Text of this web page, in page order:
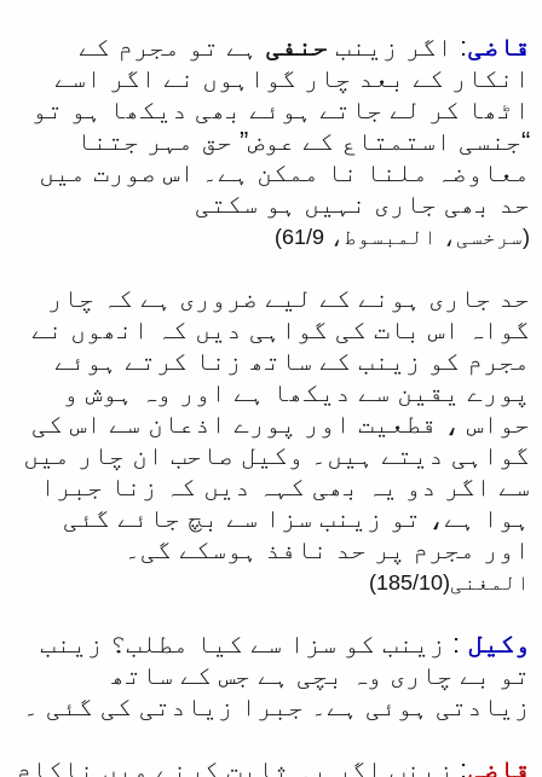
قاضی: اگر زینب حنفی ہے تو مجرم کے
انکار کے بعد چار گواہوں نے اگر اسے
اٹھا کر لے جاتے ہوئے بھی دیکھا ہو تو
“جنسی استمتاع کے عوض” حق مہر جتنا
معاوضہ ملنا نا ممکن ہے۔ اس صورت میں
حد بھی جاری نہیں ہو سکتی
(سرخسی، المبسوط، 61/9)
حد جاری ہونے کے لیے ضروری ہے کہ چار
گواہ اس بات کی گواہی دیں کہ انھوں نے
مجرم کو زینب کے ساتھ زنا کرتے ہوئے
پورے یقین سے دیکھا ہے اور وہ ہوش و
حواس ، قطعیت اور پورے اذعان سے اس کی
گواہی دیتے ہیں۔ وکیل صاحب ان چار میں
سے اگر دو یہ بھی کہہ دیں کہ زنا جبرا
ہوا ہے، تو زینب سزا سے بچ جائے گئی
اور مجرم پر حد نافذ ہوسکے گی۔
المغنی(185/10)
وکیل : زینب کو سزا سے کیا مطلب؟ زینب
تو بے چاری وہ بچی ہے جس کے ساتھ
زیادتی ہوئی ہے۔ جبرا زیادتی کی گئی ۔
قاضی: زینب اگر یہ ثابت کرنے میں ناکام